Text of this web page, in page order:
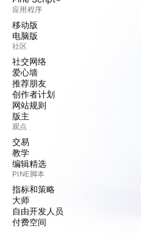
应用程序
移动版
电脑版
社区
社交网络
爱心墙
推荐朋友
创作者计划
网站规则
版主
观点
交易
教学
编辑精选
PINE脚本
指标和策略
大师
自由开发人员
付费空间